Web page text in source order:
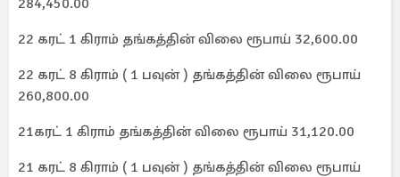
284,450.00
22 கரட் 1 கிராம் தங்கத்தின் விலை ரூபாய் 32,600.00
22 கரட் 8 கிராம் ( 1 பவுன் ) தங்கத்தின் விலை ரூபாய்
260,800.00
21கரட் 1 கிராம் தங்கத்தின் விலை ரூபாய் 31,120.00
21 கரட் 8 கிராம் ( 1 பவுன் ) தங்கத்தின் விலை ரூபாய்